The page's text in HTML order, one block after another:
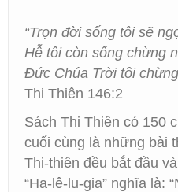
“Trọn đời sống tôi sẽ
Hễ tôi còn sống chừng
Đức Chúa Trời tôi
Thi Thiên 146:2
Sách Thi Thiên có 150
cuối cùng là những bài
Thi-thiên đều bắt đầu
“Ha-lê-lu-gia” nghĩa là: